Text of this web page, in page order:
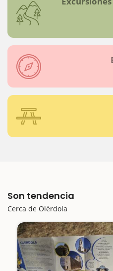
Son tendencia
Cerca de Olèrdola